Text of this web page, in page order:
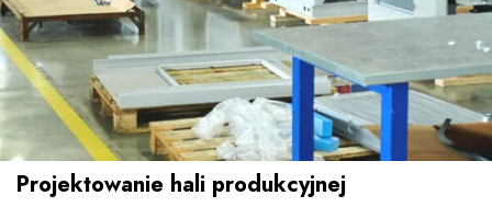
Projektowanie hali produkcyjnej